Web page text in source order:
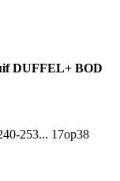
DUFFEL+ BOD
253... 17op38